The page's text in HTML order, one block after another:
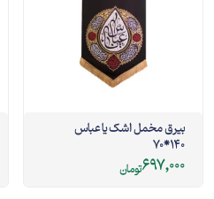
بیرق مخمل اشک یا عباس
140*70
697,000تومان